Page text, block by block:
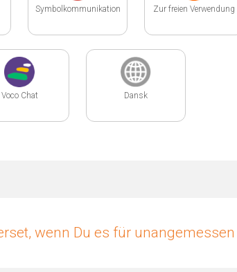
Symbolkommunikation Zur freien Verwendung
Voco Chat Dansk
wenn Du es für